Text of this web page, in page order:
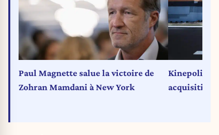
Paul Magnette salue la victoire de
Zohran Mamdani à New York
Kinepolis
acquisition